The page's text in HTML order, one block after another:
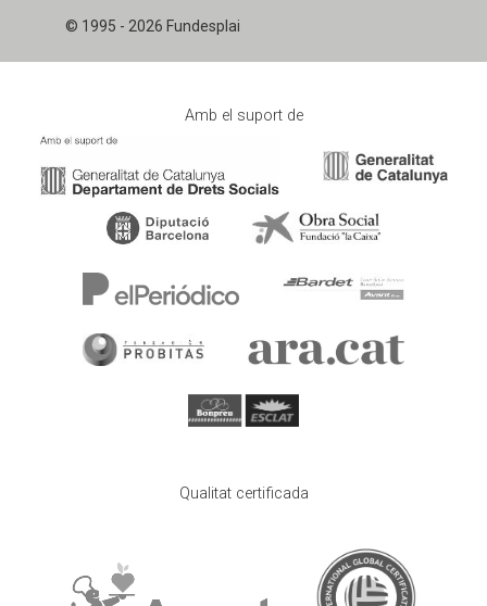
© 1995 - 2026 Fundesplai
Amb el suport de
Qualitat certificada